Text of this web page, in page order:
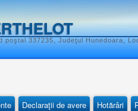
337235, Judeţul Hunedoara,
Declaraţii de avere Hotărâri